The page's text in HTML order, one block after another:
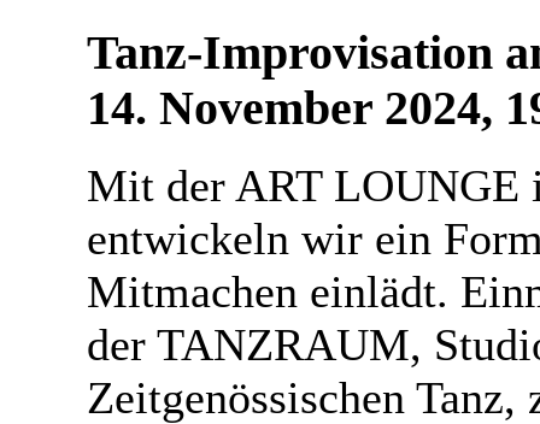
Tanz-Improvisation
14. November 2024,
Mit der ART LOUNGE
entwickeln wir ein
Mitmachen einlädt.
der TANZRAUM,
Zeitgenössischen Tanz,